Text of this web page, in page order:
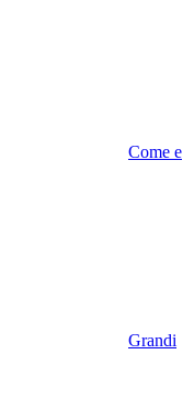
Come e
Grandi